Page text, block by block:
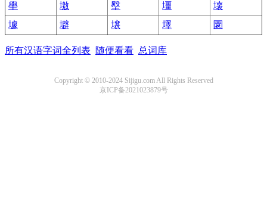
壆
墽 壂 壃
壊
壉
壀 壌 墿 圜
所有汉语字词全列表 随便看看 总词库
Copyright © 2010-2024 Sijigu.com All Rights Reserved
京ICP备2021023879号